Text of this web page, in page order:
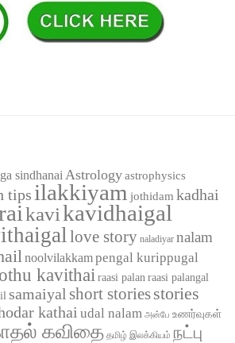
sindhanai Astrologyastrophysics
tips ilakkiyam jothidam kadhai
kavikavidhaigal
love story naladiyar nalam
noolvilakkampengal kurippugal
kavithai raasi palan raasi palangal
samaiyal short storiesstories
kathai udal nalam அன்பே உணர்வுகள்
கவிதை தமிழ் இலக்கியம் நட்பு